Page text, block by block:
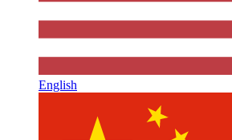
English